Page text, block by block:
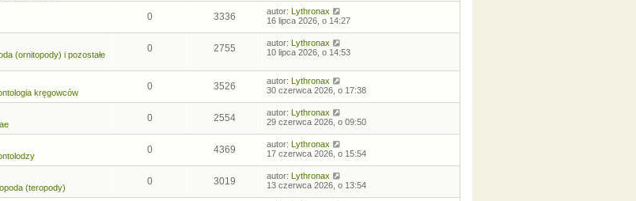
0 3336 autor: Lythronax
16 lipca 2026, o 14:27
(ornitopody) i pozostałe
0 2755 autor: Lythronax
10 lipca 2026, o 14:53
kręgowców
0 3526 autor: Lythronax
30 czerwca 2026, o 17:38
0 2554 autor: Lythronax
29 czerwca 2026, o 09:50
0 4369 autor: Lythronax
17 czerwca 2026, o 15:54
(teropody)
0 3019 autor: Lythronax
13 czerwca 2026, o 13:54